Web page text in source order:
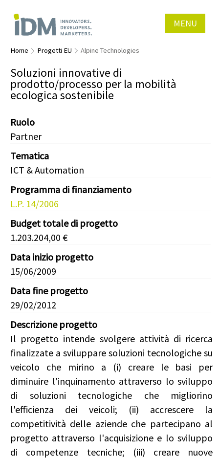
MENU
Home Progetti EU Alpine Technologies
Soluzioni innovative di
prodotto/processo per la mobilità
ecologica sostenibile
Ruolo
Partner
Tematica
ICT & Automation
Programma di finanziamento
L.P. 14/2006
Budget totale di progetto
1.203.204,00 €
Data inizio progetto
15/06/2009
Data fine progetto
29/02/2012
Descrizione progetto
Il progetto intende svolgere attività di ricerca
finalizzate a sviluppare soluzioni tecnologiche su
veicolo che mirino a (i) creare le basi per
diminuire l'inquinamento attraverso lo sviluppo
di soluzioni tecnologiche che migliorino
l'efficienza dei veicoli; (ii) accrescere la
competitività delle aziende che partecipano al
progetto attraverso l'acquisizione e lo sviluppo
di competenze tecniche; (iii) creare nuove